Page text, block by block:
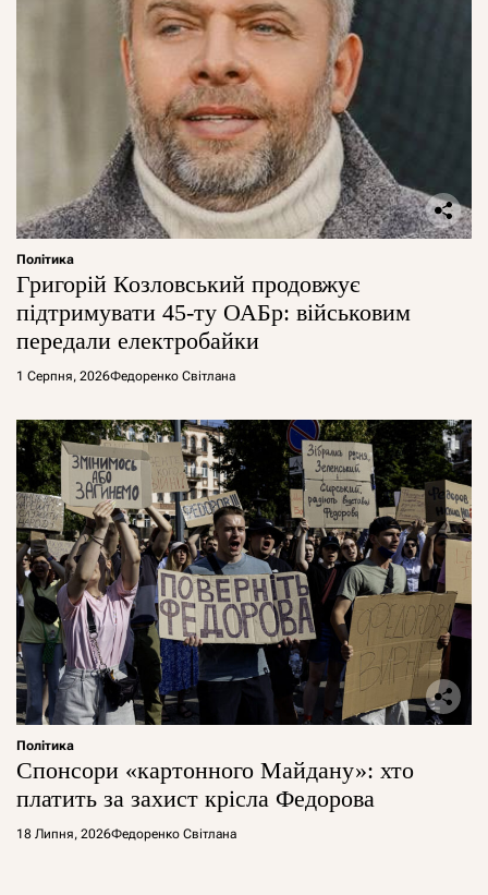
Політика
Григорій Козловський продовжує
підтримувати 45-ту ОАБр: військовим
передали електробайки
1 Серпня, 2026Федоренко Світлана
Політика
Спонсори «картонного Майдану»: хто
платить за захист крісла Федорова
18 Липня, 2026Федоренко Світлана